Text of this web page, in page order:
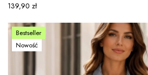
Cena
139,90 zł
Bestseller
Nowość